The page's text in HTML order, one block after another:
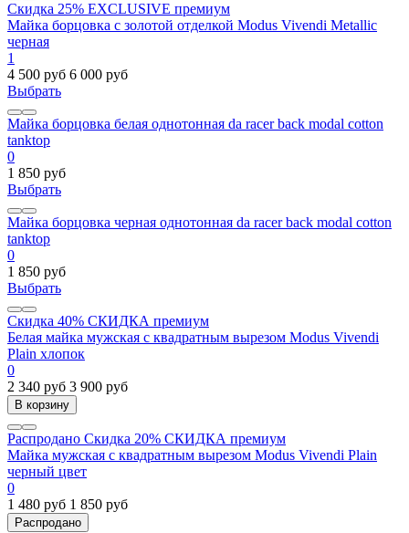
Скидка 25% EXCLUSIVE премиум
Майка борцовка с золотой отделкой Modus Vivendi Metallic
черная
1
4 500 руб 6 000 руб
Выбрать
Майка борцовка белая однотонная da racer back modal cotton
tanktop
0
1 850 руб
Выбрать
Майка борцовка черная однотонная da racer back modal cotton
tanktop
0
1 850 руб
Выбрать
Скидка 40% СКИДКА премиум
Белая майка мужская с квадратным вырезом Modus Vivendi
Plain хлопок
0
2 340 руб 3 900 руб
В корзину
Распродано Скидка 20% СКИДКА премиум
Майка мужская с квадратным вырезом Modus Vivendi Plain
черный цвет
0
1 480 руб 1 850 руб
Распродано